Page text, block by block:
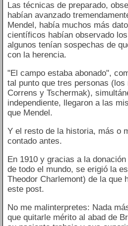
Las técnicas de preparado,
habían avanzado
Mendel, había muchos más
científicos habían observado
algunos tenían sospechas de
con la herencia.
"El campo estaba abonado",
tal punto que tres personas (los
Correns y Tschermak),
independiente, llegaron a las
que Mendel.
Y el resto de la historia, más o
contado antes.
En 1910 y gracias a la
de todo el mundo, se erigió la
Theodor Charlemont) de la que
este post.
No me malinterpretes: Nada
que quitarle mérito al abad de